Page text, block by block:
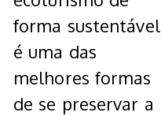
forma sustentável
é uma das
melhores formas
de se preservar a